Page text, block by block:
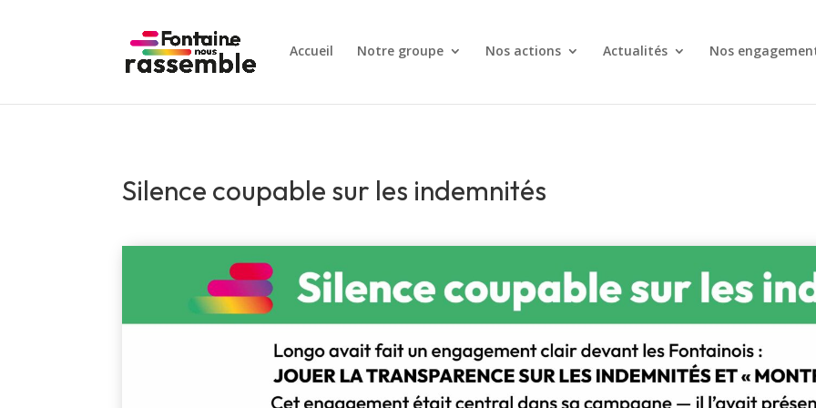
Accueil Notre groupe Nos actions Actualités Nos
Silence coupable sur les indemnités